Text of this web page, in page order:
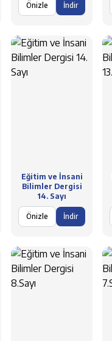
Önizle İndir
Eğitim ve İnsani
Bilimler Dergisi
14. Sayı
Önizle İndir